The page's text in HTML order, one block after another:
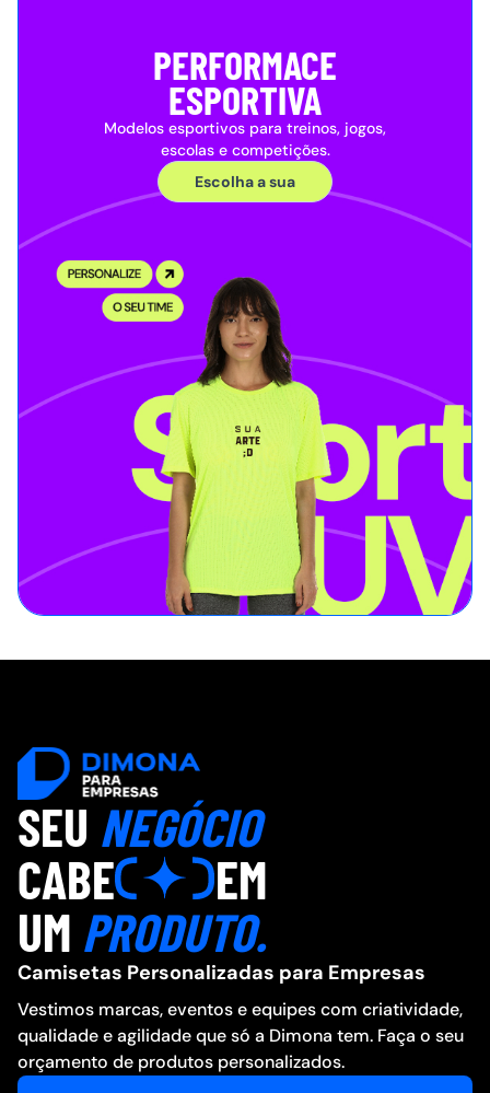
PERFORMACE
ESPORTIVA
Modelos esportivos para treinos, jogos,
escolas e competições.
Escolha a sua
SEU NEGÓCIO
CABE
EM
UM PRODUTO.
Camisetas Personalizadas para Empresas
Vestimos marcas, eventos e equipes com criatividade,
qualidade e agilidade que só a Dimona tem. Faça o seu
orçamento de produtos personalizados.